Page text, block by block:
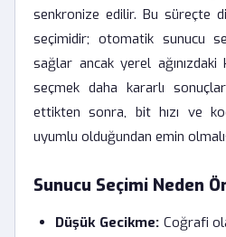
senkronize edilir. Bu süreçte
seçimidir; otomatik sunucu
sağlar ancak yerel
seçmek daha kararlı
ettikten sonra, bit hızı ve
uyumlu olduğundan emin
Sunucu Seçimi Neden
Düşük Gecikme:Coğrafi